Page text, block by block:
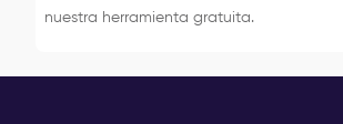
nuestra herramienta gratuita.